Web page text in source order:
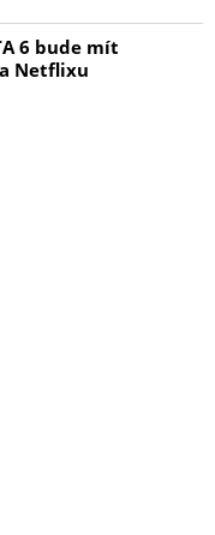
6 bude mít
Netflixu